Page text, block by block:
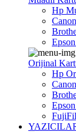
Hp
Orijinal
Hp